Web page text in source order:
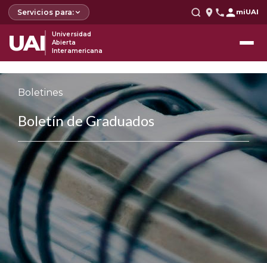
Servicios para: miUAI
UAI
Universidad
Abierta
Interamericana
Boletines
Boletín de Graduados